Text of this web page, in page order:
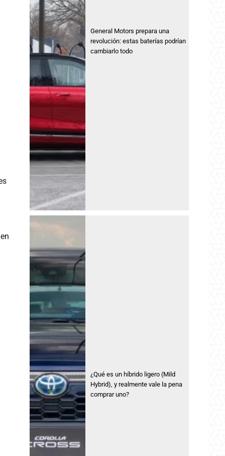
General Motors prepara una
revolución: estas baterías podrían
cambiarlo todo
¿Qué es un híbrido ligero (Mild
Hybrid), y realmente vale la pena
comprar uno?